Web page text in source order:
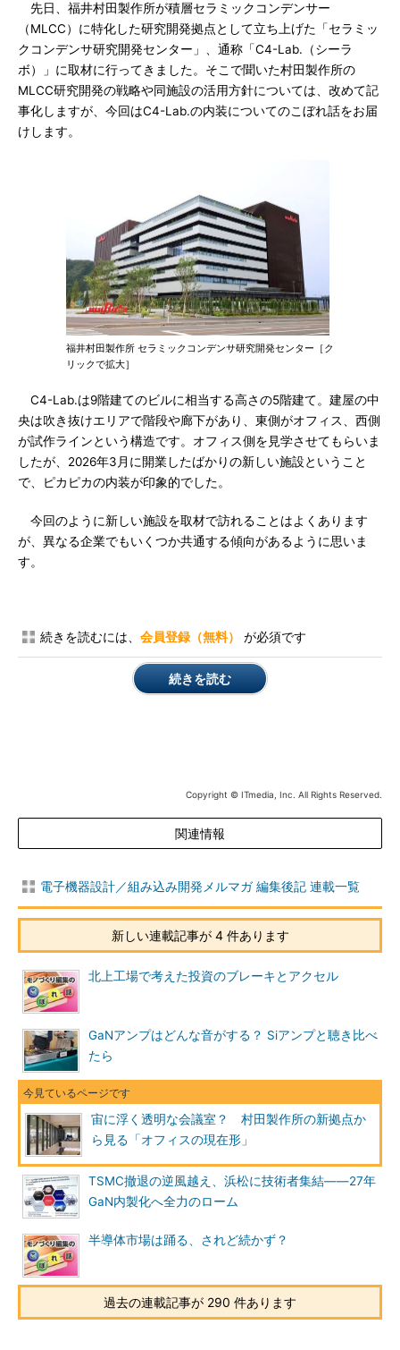
先日、福井村田製作所が積層セラミックコンデンサー
（MLCC）に特化した研究開発拠点として立ち上げた「セラミッ
クコンデンサ研究開発センター」、通称「C4-Lab.（シーラ
ボ）」に取材に行ってきました。そこで聞いた村田製作所の
MLCC研究開発の戦略や同施設の活用方針については、改めて記
事化しますが、今回はC4-Lab.の内装についてのこぼれ話をお届
けします。
福井村田製作所 セラミックコンデンサ研究開発センター［ク
リックで拡大］
C4-Lab.は9階建てのビルに相当する高さの5階建て。建屋の中
央は吹き抜けエリアで階段や廊下があり、東側がオフィス、西側
が試作ラインという構造です。オフィス側を見学させてもらいま
したが、2026年3月に開業したばかりの新しい施設ということ
で、ピカピカの内装が印象的でした。
今回のように新しい施設を取材で訪れることはよくあります
が、異なる企業でもいくつか共通する傾向があるように思いま
す。
続きを読むには、 会員登録（無料） が必須です
続きを読む
Copyright © ITmedia, Inc. All Rights Reserved.
関連情報
電子機器設計／組み込み開発メルマガ 編集後記 連載一覧
新しい連載記事が 4 件あります
北上工場で考えた投資のブレーキとアクセル
GaNアンプはどんな音がする？ Siアンプと聴き比べ
たら
宙に浮く透明な会議室？ 村田製作所の新拠点か
ら見る「オフィスの現在形」
TSMC撤退の逆風越え、浜松に技術者集結――27年
GaN内製化へ全力のローム
半導体市場は踊る、されど続かず？
過去の連載記事が 290 件あります